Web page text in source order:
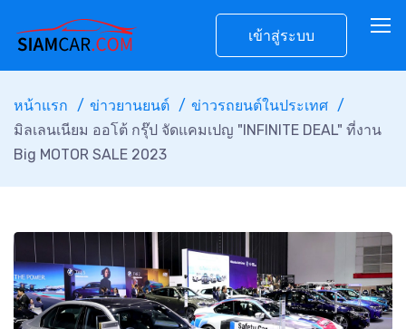
เข้าสู่ระบบ
หน้าแรก ข่าวยานยนต์
ข่าวรถยนต์ในประเทศ
มิลเลนเนียม ออโต้ กรุ๊ป จัดแคมเปญ "INFINITE DEAL" ที่งาน
Big MOTOR SALE 2023